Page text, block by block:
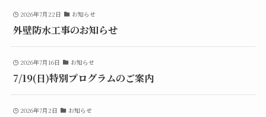
2026年7月22日 お知らせ
外壁防水工事のお知らせ
2026年7月16日 お知らせ
7/19(日)特別プログラムのご案内
2026年7月2日 お知らせ